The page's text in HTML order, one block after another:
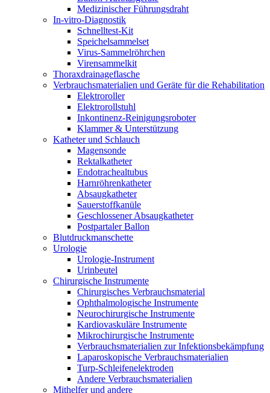
Medizinischer Führungsdraht
In-vitro-Diagnostik
Schnelltest-Kit
Speichelsammelset
Virus-Sammelröhrchen
Virensammelkit
Thoraxdrainageflasche
Verbrauchsmaterialien und Geräte für die Rehabilitation
Elektroroller
Elektrorollstuhl
Inkontinenz-Reinigungsroboter
Klammer & Unterstützung
Katheter und Schlauch
Magensonde
Rektalkatheter
Endotrachealtubus
Harnröhrenkatheter
Absaugkatheter
Sauerstoffkanüle
Geschlossener Absaugkatheter
Postpartaler Ballon
Blutdruckmanschette
Urologie
Urologie-Instrument
Urinbeutel
Chirurgische Instrumente
Chirurgisches Verbrauchsmaterial
Ophthalmologische Instrumente
Neurochirurgische Instrumente
Kardiovaskuläre Instrumente
Mikrochirurgische Instrumente
Verbrauchsmaterialien zur Infektionsbekämpfung
Laparoskopische Verbrauchsmaterialien
Turp-Schleifenelektroden
Andere Verbrauchsmaterialien
Mithelfer und andere